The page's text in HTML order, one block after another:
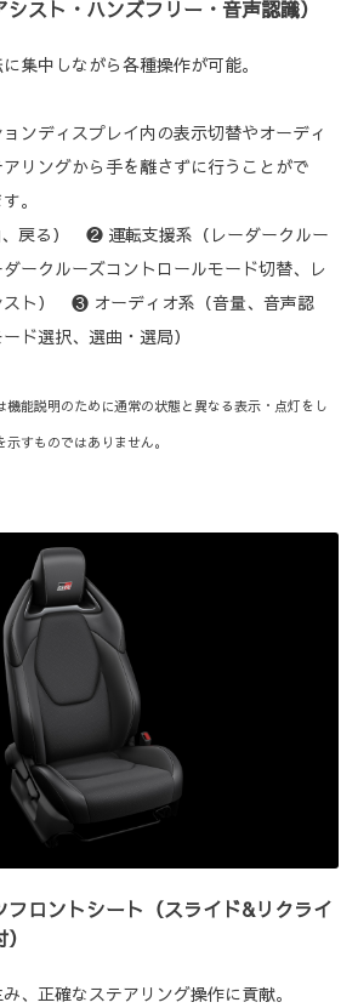
スト・ハンズフリー・音声認識）
集中しながら各種操作が可能。
ンディスプレイ内の表示切替やオーディ
リングから手を離さずに行うことがで
。
戻る） ❷ 運転支援系（レーダークルー
ークルーズコントロールモード切替、レ
スト） ❸ オーディオ系（音量、音声認
ド選択、選曲・選局）
能説明のために通常の状態と異なる表示・点灯をし
すものではありません。
フロントシート（スライド&リクライ
、正確なステアリング操作に貢献。